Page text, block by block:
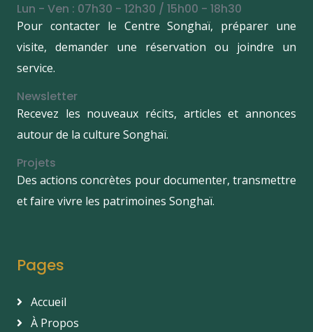
Lun - Ven : 07h30 - 12h30 / 15h00 - 18h30
Pour contacter le Centre Songhaï, préparer une
visite, demander une réservation ou joindre un
service.
Newsletter
Recevez les nouveaux récits, articles et annonces
autour de la culture Songhaï.
Projets
Des actions concrètes pour documenter, transmettre
et faire vivre les patrimoines Songhaï.
Pages
Accueil
À Propos